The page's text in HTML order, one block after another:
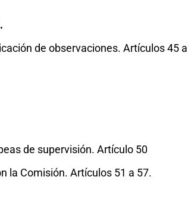
de observaciones. Artículos 45
de supervisión. Artículo 50
la Comisión. Artículos 51 a 57.